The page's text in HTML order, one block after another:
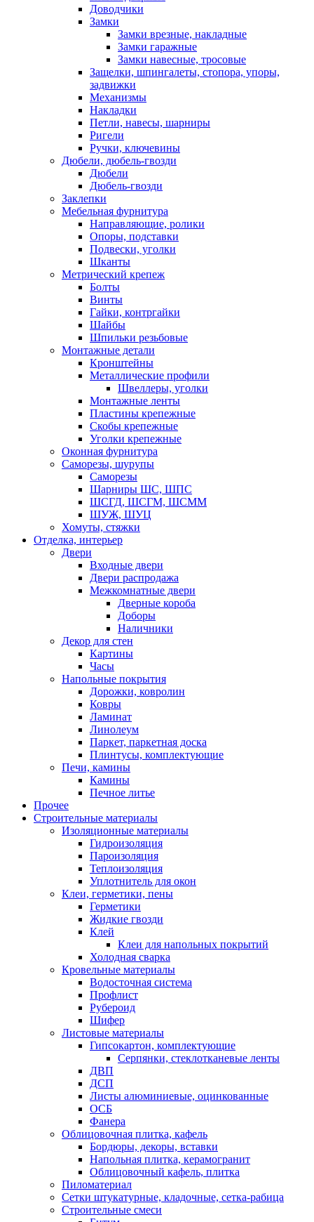
Доводчики
Замки
Замки врезные, накладные
Замки гаражные
Замки навесные, тросовые
Защелки, шпингалеты, стопора, упоры,
задвижки
Механизмы
Накладки
Петли, навесы, шарниры
Ригели
Ручки, ключевины
Дюбели, дюбель-гвозди
Дюбели
Дюбель-гвозди
Заклепки
Мебельная фурнитура
Направляющие, ролики
Опоры, подставки
Подвески, уголки
Шканты
Метрический крепеж
Болты
Винты
Гайки, контргайки
Шайбы
Шпильки резьбовые
Монтажные детали
Кронштейны
Металлические профили
Швеллеры, уголки
Монтажные ленты
Пластины крепежные
Скобы крепежные
Уголки крепежные
Оконная фурнитура
Саморезы, шурупы
Саморезы
Шарниры ШС, ШПС
ШСГД, ШСГМ, ШСММ
ШУЖ, ШУЦ
Хомуты, стяжки
Отделка, интерьер
Двери
Входные двери
Двери распродажа
Межкомнатные двери
Дверные короба
Доборы
Наличники
Декор для стен
Картины
Часы
Напольные покрытия
Дорожки, ковролин
Ковры
Ламинат
Линолеум
Паркет, паркетная доска
Плинтусы, комплектующие
Печи, камины
Камины
Печное литье
Прочее
Строительные материалы
Изоляционные материалы
Гидроизоляция
Пароизоляция
Теплоизоляция
Уплотнитель для окон
Клеи, герметики, пены
Герметики
Жидкие гвозди
Клей
Клеи для напольных покрытий
Холодная сварка
Кровельные материалы
Водосточная система
Профлист
Рубероид
Шифер
Листовые материалы
Гипсокартон, комплектующие
Серпянки, стеклотканевые ленты
ДВП
ДСП
Листы алюминиевые, оцинкованные
ОСБ
Фанера
Облицовочная плитка, кафель
Бордюры, декоры, вставки
Напольная плитка, керамогранит
Облицовочный кафель, плитка
Пиломатериал
Сетки штукатурные, кладочные, сетка-рабица
Строительные смеси